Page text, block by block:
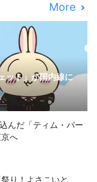
More
ット」が国内線に
んだ「ティム・バー
へ
り！よさこいと